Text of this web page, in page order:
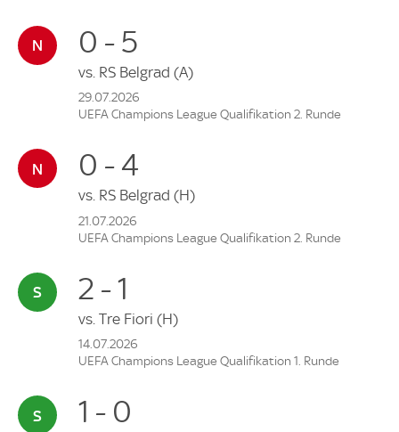
0 - 5
vs. RS Belgrad (A)
29.07.2026
UEFA Champions League Qualifikation 2. Runde
0 - 4
vs. RS Belgrad (H)
21.07.2026
UEFA Champions League Qualifikation 2. Runde
2 - 1
vs. Tre Fiori (H)
14.07.2026
UEFA Champions League Qualifikation 1. Runde
1 - 0